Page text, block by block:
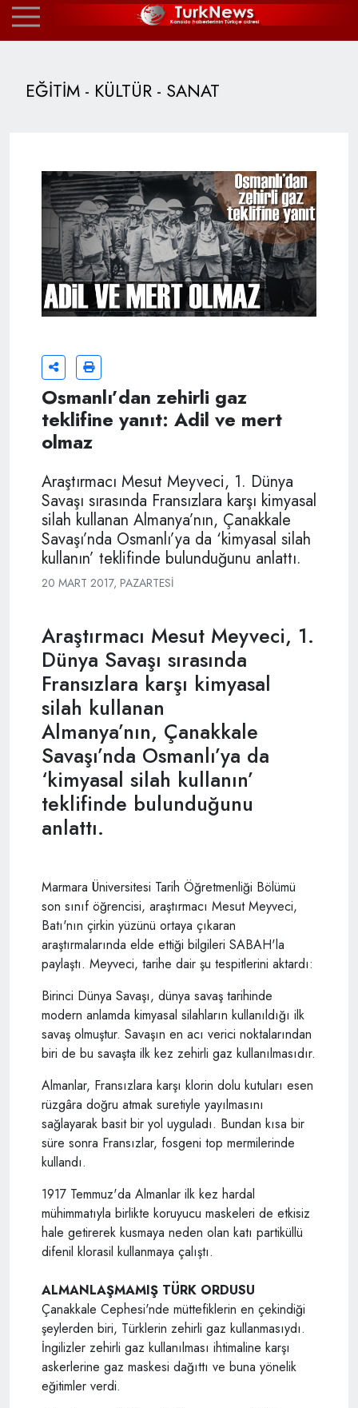
EĞİTİM - KÜLTÜR - SANAT
Osmanlı’dan zehirli gaz
teklifine yanıt: Adil ve mert
olmaz
Araştırmacı Mesut Meyveci, 1. Dünya
Savaşı sırasında Fransızlara karşı kimyasal
silah kullanan Almanya’nın, Çanakkale
Savaşı’nda Osmanlı’ya da ‘kimyasal silah
kullanın’ teklifinde bulunduğunu anlattı.
20 MART 2017, PAZARTESI
Araştırmacı Mesut Meyveci, 1.
Dünya Savaşı sırasında
Fransızlara karşı kimyasal
silah kullanan
Almanya’nın, Çanakkale
Savaşı’nda Osmanlı’ya da
‘kimyasal silah kullanın’
teklifinde bulunduğunu
anlattı.
Marmara Üniversitesi Tarih Öğretmenliği Bölümü
son sınıf öğrencisi, araştırmacı Mesut Meyveci,
Batı'nın çirkin yüzünü ortaya çıkaran
araştırmalarında elde ettiği bilgileri SABAH'la
paylaştı. Meyveci, tarihe dair şu tespitlerini aktardı:
Birinci Dünya Savaşı, dünya savaş tarihinde
modern anlamda kimyasal silahların kullanıldığı ilk
savaş olmuştur. Savaşın en acı verici noktalarından
biri de bu savaşta ilk kez zehirli gaz kullanılmasıdır.
Almanlar, Fransızlara karşı klorin dolu kutuları esen
rüzgâra doğru atmak suretiyle yayılmasını
sağlayarak basit bir yol uyguladı. Bundan kısa bir
süre sonra Fransızlar, fosgeni top mermilerinde
kullandı.
1917 Temmuz'da Almanlar ilk kez hardal
mühimmatıyla birlikte koruyucu maskeleri de etkisiz
hale getirerek kusmaya neden olan katı partiküllü
difenil klorasil kullanmaya çalıştı.
ALMANLAŞMAMIŞ TÜRK ORDUSU
Çanakkale Cephesi'nde müttefiklerin en çekindiği
şeylerden biri, Türklerin zehirli gaz kullanmasıydı.
İngilizler zehirli gaz kullanılması ihtimaline karşı
askerlerine gaz maskesi dağıttı ve buna yönelik
eğitimler verdi.